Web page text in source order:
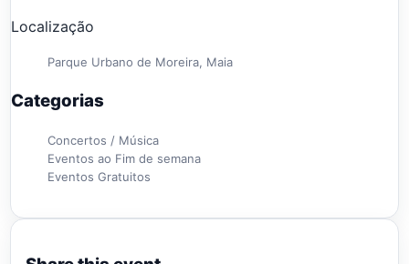
Localização
Parque Urbano de Moreira, Maia
Categorias
Concertos / Música
Eventos ao Fim de semana
Eventos Gratuitos